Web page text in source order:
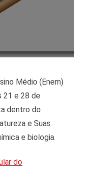
Médio (Enem)
21 e 28 de
dentro do
e Suas
e biologia.
do